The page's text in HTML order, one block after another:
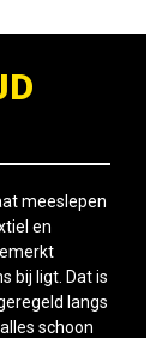
meeslepen
en
bij ligt. Dat is
langs
schoon